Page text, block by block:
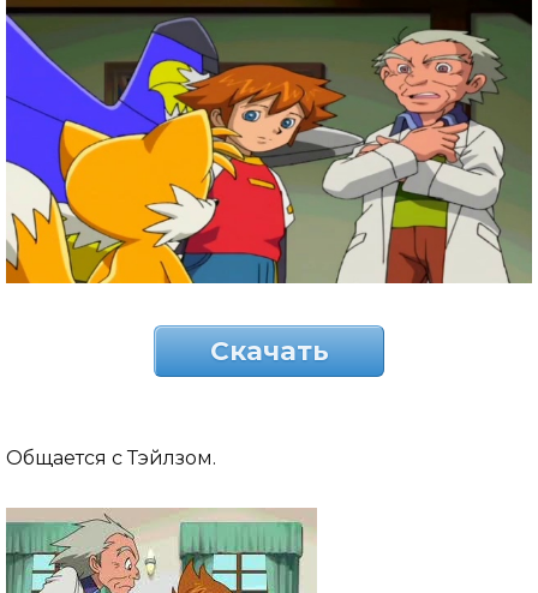
Скачать
Общается с Тэйлзом.